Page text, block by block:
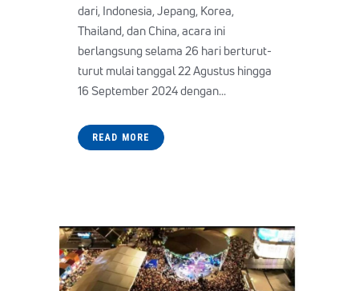
dari, Indonesia, Jepang, Korea,
Thailand, dan China, acara ini
berlangsung selama 26 hari berturut-
turut mulai tanggal 22 Agustus hingga
16 September 2024 dengan...
READ MORE